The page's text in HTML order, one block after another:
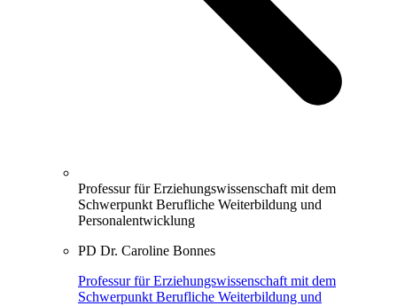
Professur für Erziehungswissenschaft mit dem
Schwerpunkt Berufliche Weiterbildung und
Personalentwicklung
PD Dr. Caroline Bonnes
Professur für Erziehungswissenschaft mit dem
Schwerpunkt Berufliche Weiterbildung und